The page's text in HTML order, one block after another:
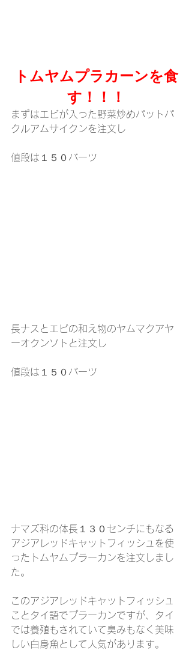
トムヤムプラカーンを食
す！！！
まずはエビが入った野菜炒めパットパ
クルアムサイクンを注文し
値段は１５０バーツ
長ナスとエビの和え物のヤムマクアヤ
ーオクンソトと注文し
値段は１５０バーツ
ナマズ科の体長１３０センチにもなる
アジアレッドキャットフィッシュを使
ったトムヤムプラーカンを注文しまし
た。
このアジアレッドキャットフィッシュ
ことタイ語でプラーカンですが、タイ
では養殖もされていて臭みもなく美味
しい白身魚として人気があります。